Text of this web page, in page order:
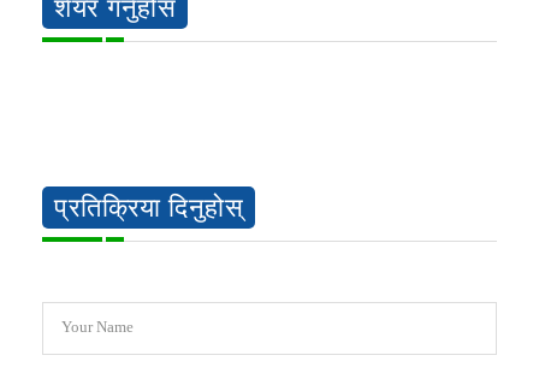
शेयर गर्नुहोस
प्रतिक्रिया दिनुहोस्
Your Name